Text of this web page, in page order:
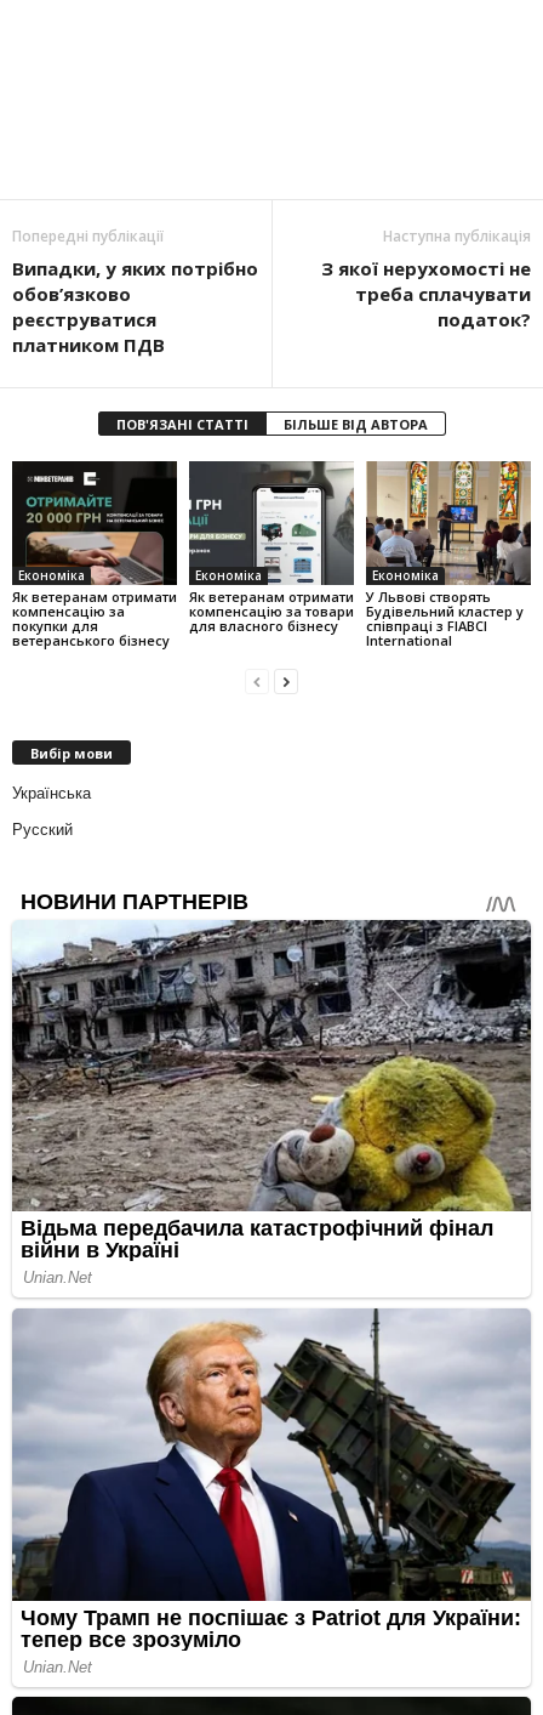
Попередні публікації
Випадки, у яких потрібно
обов’язково
реєструватися
платником ПДВ
Наступна публікація
З якої нерухомості не
треба сплачувати
податок?
ПОВ'ЯЗАНІ СТАТТІ БІЛЬШЕ ВІД АВТОРА
Економіка
Як ветеранам отримати
компенсацію за
покупки для
ветеранського бізнесу
Економіка
Як ветеранам отримати
компенсацію за товари
для власного бізнесу
Економіка
У Львові створять
Будівельний кластер у
співпраці з FIABCI
International
Вибір мови
Українська
Русский